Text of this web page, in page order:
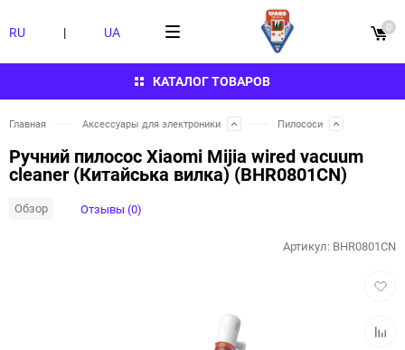
КАТАЛОГ ТОВАРОВ
RU | UA 0
Главная Аксессуары для электроники Пилососи
Ручний пилосос Xiaomi Mijia wired vacuum
cleaner (Китайська вилка) (BHR0801CN)
Обзор Отзывы (0)
Артикул: BHR0801CN